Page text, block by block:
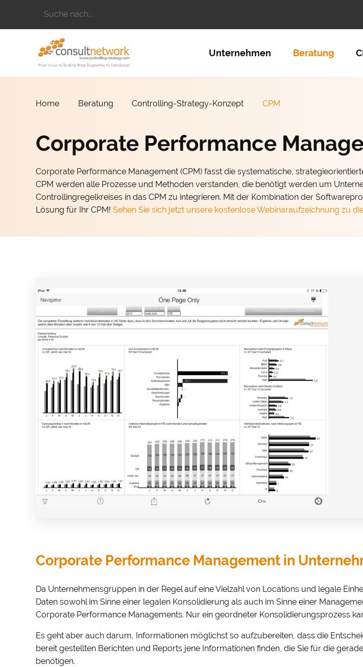
Unternehmen Beratung
Home Beratung Controlling-Strategy-Konzept CPM
Corporate Performance
Corporate Performance Management (CPM) fasst die systematische,
CPM werden alle Prozesse und Methoden verstanden, die benötigt werden um
Controllingregelkreises in das CPM zu integrieren. Mit der Kombination der
Lösung für Ihr CPM! Sehen Sie sich jetzt unsere kostenlose Webinaraufzeichnung zu
Corporate Performance Management in
Da Unternehmensgruppen in der Regel auf eine Vielzahl von Locations und legale
Daten sowohl im Sinne einer legalen Konsolidierung als auch im Sinne einer
Corporate Performance Managements. Nur ein geordneter Konsolidierungsprozess
Es geht aber auch darum, Informationen möglichst so aufzubereiten, dass die
bereit gestellten Berichten und Reports jene Informationen finden, die Sie für die
benötigen.